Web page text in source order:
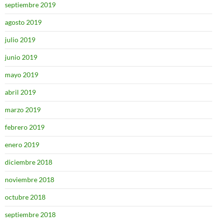
septiembre 2019
agosto 2019
julio 2019
junio 2019
mayo 2019
abril 2019
marzo 2019
febrero 2019
enero 2019
diciembre 2018
noviembre 2018
octubre 2018
septiembre 2018